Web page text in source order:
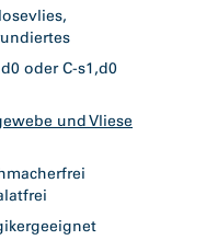
oder C-s1,d0
und Vliese